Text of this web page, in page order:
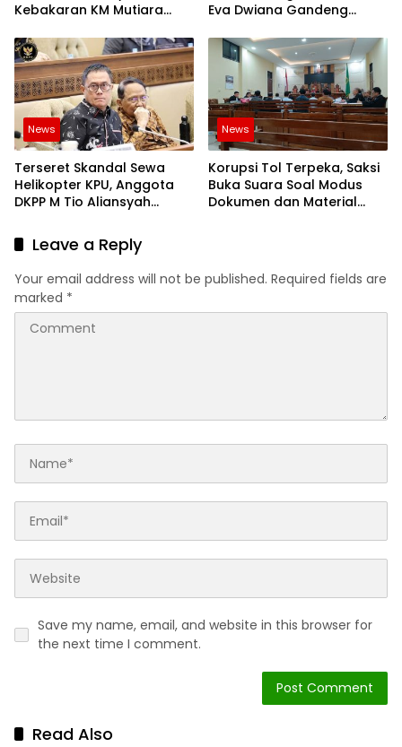
Kebakaran KM Mutiara
Eva Dwiana Gandeng
News
Terseret Skandal Sewa
Helikopter KPU, Anggota
DKPP M Tio Aliansyah
Keras dan Pembekuan
Tugas
News
Korupsi Tol Terpeka, Saksi
Buka Suara Soal Modus
Dokumen dan Material
Leave a Reply
Your email address will not be published. Required fields are
marked *
Save my name, email, and website in this browser for
the next time I comment.
Read Also